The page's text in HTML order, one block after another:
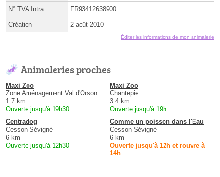
N° TVA Intra. FR93412638900
Création 2 août 2010
Éditer les informations de mon animalerie
Animaleries proches
Maxi Zoo
Zone Aménagement Val d'Orson
1.7 km
Ouverte jusqu'à 19h30
Maxi Zoo
Chantepie
3.4 km
Ouverte jusqu'à 19h
Centradog
Cesson-Sévigné
6 km
Ouverte jusqu'à 12h30
Comme un poisson dans l'Eau
Cesson-Sévigné
6 km
Ouverte jusqu'à 12h et rouvre à
14h